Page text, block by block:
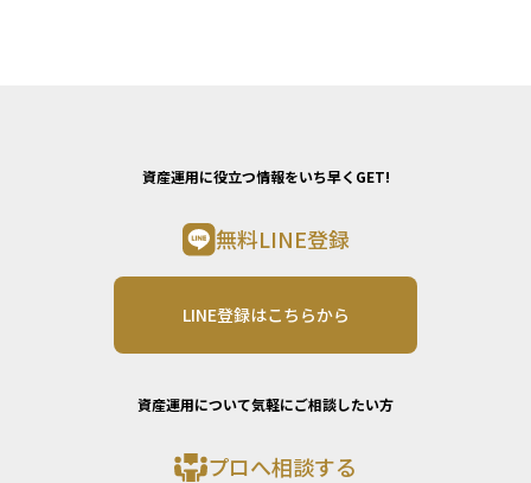
資産運用に役立つ情報をいち早くGET!
無料LINE登録
LINE登録はこちらから
資産運用について気軽にご相談したい方
プロへ相談する